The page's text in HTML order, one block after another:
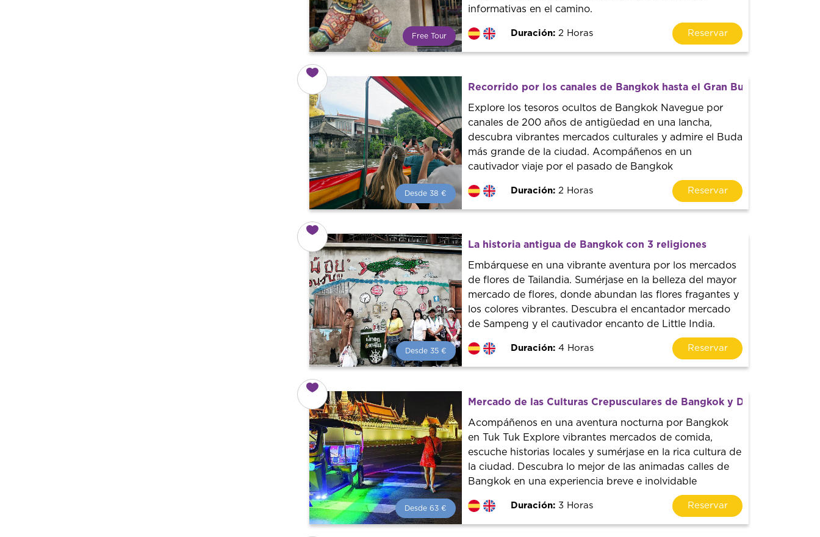
Free Tour
Tendencia mundial en rutas
turísticas. Reserva sin coste con
un guía profesional. ¡El precio es
libre! Por lo que al finalizar la
experiencia tú le pones el precio.
informativas en el camino.
Duración: 2 Horas Reservar
Desde 38 €
¡Reserva con nosotros!
Colaboramos con los mejores
guías de la ciudad para tener el
mejor precio y servicio.
Recorrido por los canales de Bangkok hasta el Gran Buda y los
Explore los tesoros ocultos de Bangkok Navegue por
canales de 200 años de antigüedad en una lancha,
descubra vibrantes mercados culturales y admire el Buda
más grande de la ciudad. Acompáñenos en un
cautivador viaje por el pasado de Bangkok
Duración: 2 Horas Reservar
Desde 35 €
¡Reserva con nosotros!
Colaboramos con los mejores
guías de la ciudad para tener el
mejor precio y servicio.
La historia antigua de Bangkok con 3 religiones
Embárquese en una vibrante aventura por los mercados
de flores de Tailandia. Sumérjase en la belleza del mayor
mercado de flores, donde abundan las flores fragantes y
los colores vibrantes. Descubra el encantador mercado
de Sampeng y el cautivador encanto de Little India.
Duración: 4 Horas Reservar
Desde 63 €
Mercado de las Culturas Crepusculares de Bangkok y Degustación de
Acompáñenos en una aventura nocturna por Bangkok
en Tuk Tuk Explore vibrantes mercados de comida,
escuche historias locales y sumérjase en la rica cultura de
la ciudad. Descubra lo mejor de las animadas calles de
Bangkok en una experiencia breve e inolvidable
Duración: 3 Horas Reservar